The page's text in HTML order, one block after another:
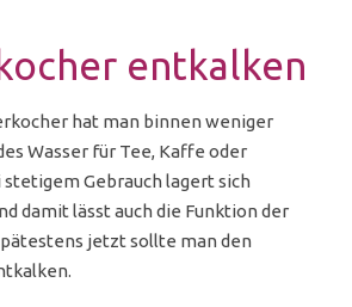
entkalken
hat man binnen weniger
Wasser für Tee, Kaffe oder
stetigem Gebrauch lagert sich
damit lässt auch die Funktion der
jetzt sollte man den